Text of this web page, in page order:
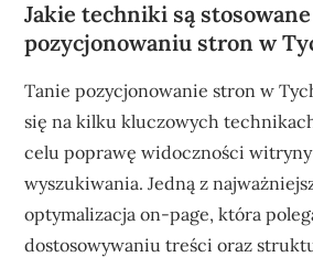
Jakie techniki są
pozycjonowaniu stron w
Tanie pozycjonowanie stron w
się na kilku kluczowych
celu poprawę widoczności
wyszukiwania. Jedną z
optymalizacja on-page, która
dostosowywaniu treści oraz